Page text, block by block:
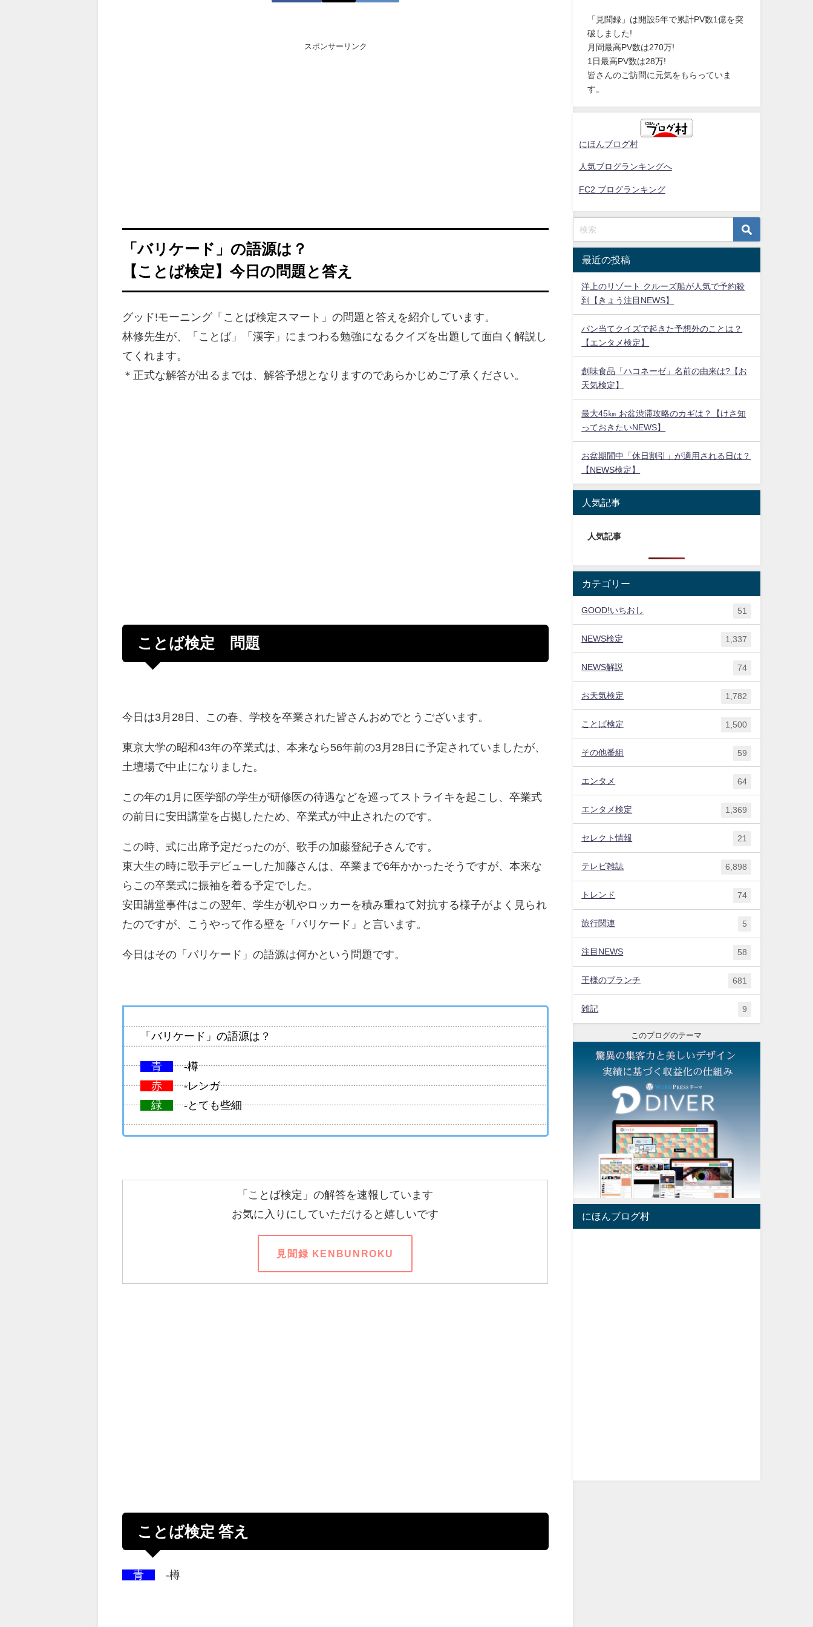
スポンサーリンク
「バリケード」の語源は？
【ことば検定】今日の問題と答え
グッド!モーニング「ことば検定スマート」の問題と答えを紹介しています。
林修先生が、「ことば」「漢字」にまつわる勉強になるクイズを出題して面白く解説し
てくれます。
＊正式な解答が出るまでは、解答予想となりますのであらかじめご了承ください。
ことば検定 問題
今日は3月28日、この春、学校を卒業された皆さんおめでとうございます。
東京大学の昭和43年の卒業式は、本来なら56年前の3月28日に予定されていましたが、
土壇場で中止になりました。
この年の1月に医学部の学生が研修医の待遇などを巡ってストライキを起こし、卒業式
の前日に安田講堂を占拠したため、卒業式が中止されたのです。
この時、式に出席予定だったのが、歌手の加藤登紀子さんです。
東大生の時に歌手デビューした加藤さんは、卒業まで6年かかったそうですが、本来な
らこの卒業式に振袖を着る予定でした。
安田講堂事件はこの翌年、学生が机やロッカーを積み重ねて対抗する様子がよく見られ
たのですが、こうやって作る壁を「バリケード」と言います。
今日はその「バリケード」の語源は何かという問題です。
「バリケード」の語源は？
青
-樽
赤
-レンガ
緑
-とても些細
「ことば検定」の解答を速報しています
お気に入りにしていただけると嬉しいです
見聞録 KENBUNROKU
ことば検定 答え
青 -樽
「見聞録」は開設5年で累計PV数1億を突
破しました!
月間最高PV数は270万!
1日最高PV数は28万!
皆さんのご訪問に元気をもらっていま
す。
にほんブログ村
人気ブログランキングへ
FC2 ブログランキング
最近の投稿
洋上のリゾート クルーズ船が人気で予約殺
到【きょう注目NEWS】
パン当てクイズで起きた予想外のことは？
【エンタメ検定】
創味食品「ハコネーゼ」名前の由来は?【お
天気検定】
最大45㎞ お盆渋滞攻略のカギは？【けさ知
っておきたいNEWS】
お盆期間中「休日割引」が適用される日は？
【NEWS検定】
人気記事
人気記事
カテゴリー
GOOD!いちおし 51
NEWS検定 1,337
NEWS解説 74
お天気検定 1,782
ことば検定 1,500
その他番組 59
エンタメ 64
エンタメ検定 1,369
セレクト情報 21
テレビ雑誌 6,898
トレンド 74
旅行関連 5
注目NEWS 58
王様のブランチ 681
雑記 9
このブログのテーマ
にほんブログ村